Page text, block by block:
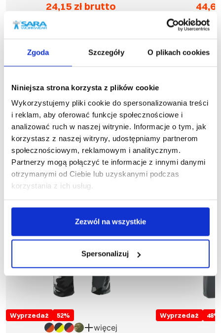
Zgoda Szczegóły O plikach cookies
Niniejsza strona korzysta z plików cookie
Wykorzystujemy pliki cookie do spersonalizowania treści
i reklam, aby oferować funkcje społecznościowe i
analizować ruch w naszej witrynie. Informacje o tym, jak
korzystasz z naszej witryny, udostępniamy partnerom
społecznościowym, reklamowym i analitycznym.
Partnerzy mogą połączyć te informacje z innymi danymi
otrzymanymi od Ciebie lub uzyskanymi podczas
korzystania z ich usług.
Zezwól na wszystkie
Spersonalizuj
24,15 zł brutto
30 dni przed obniżką:
%
30 dni
Podobne produkty
Wyprzedaż 52%
więcej
Wyprzedaż 48%